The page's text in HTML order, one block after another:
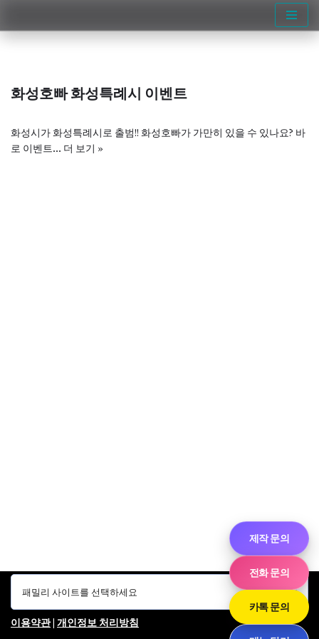
콘
로
건
뛰
기
화성호빠 화성특례시 이벤트
화성시가 화성특례시로 출범!! 화성호빠가 가만히 있을 수 있나요? 바
로 이벤트… 더 보기 »
이용약관| 개인정보 처리방침
제작 문의
전화 문의
카톡 문의